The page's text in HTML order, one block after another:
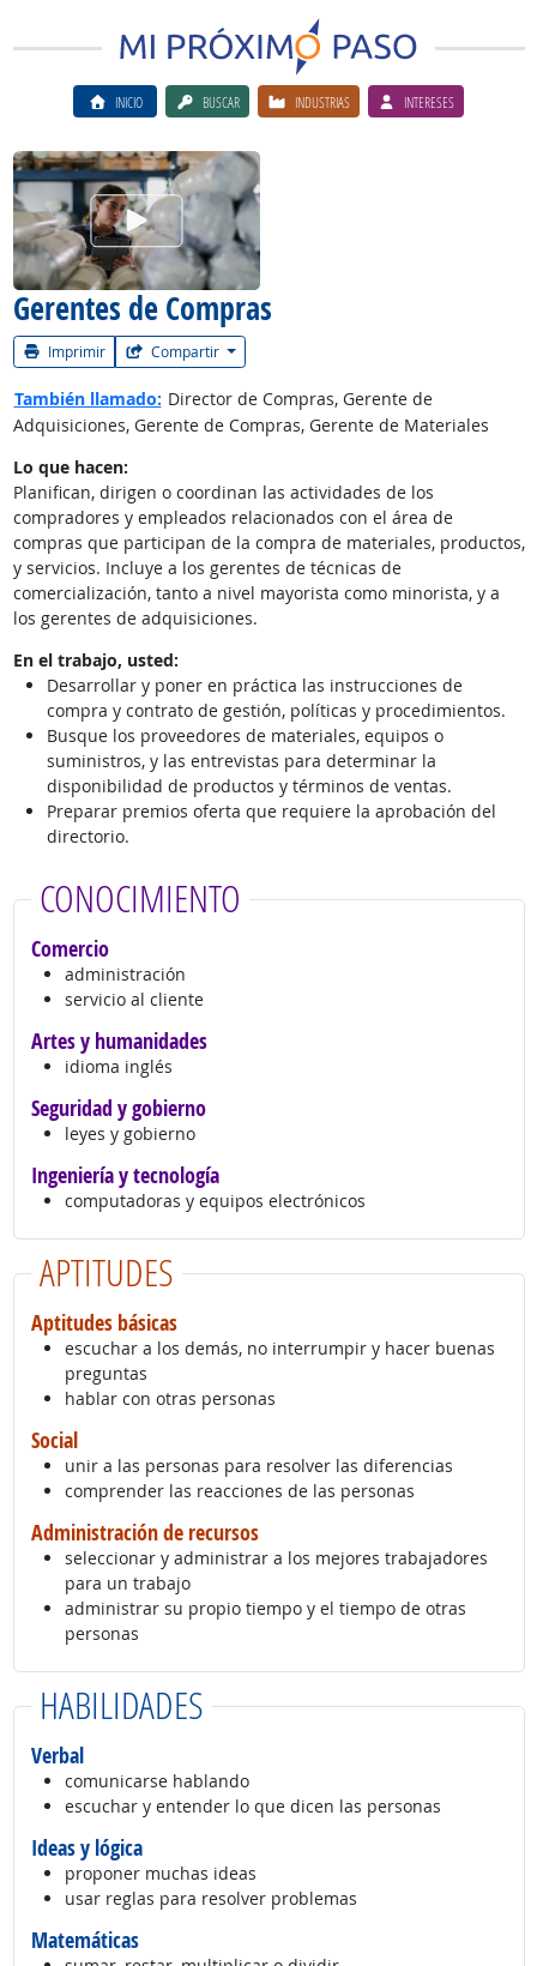
INICIO BUSCAR INDUSTRIAS INTERESES
Gerentes de Compras
Imprimir Compartir
Ver el vίdeo de la carrera
También llamado: Director de Compras, Gerente de
Adquisiciones, Gerente de Compras, Gerente de Materiales
Lo que hacen:
Planifican, dirigen o coordinan las actividades de los
compradores y empleados relacionados con el área de
compras que participan de la compra de materiales, productos,
y servicios. Incluye a los gerentes de técnicas de
comercialización, tanto a nivel mayorista como minorista, y a
los gerentes de adquisiciones.
En el trabajo, usted:
Desarrollar y poner en práctica las instrucciones de
compra y contrato de gestión, políticas y procedimientos.
Busque los proveedores de materiales, equipos o
suministros, y las entrevistas para determinar la
disponibilidad de productos y términos de ventas.
Preparar premios oferta que requiere la aprobación del
directorio.
CONOCIMIENTO
Comercio
administración
servicio al cliente
Artes y humanidades
idioma inglés
Seguridad y gobierno
leyes y gobierno
Ingeniería y tecnología
computadoras y equipos electrónicos
APTITUDES
Aptitudes básicas
escuchar a los demás, no interrumpir y hacer buenas
preguntas
hablar con otras personas
Social
unir a las personas para resolver las diferencias
comprender las reacciones de las personas
Administración de recursos
seleccionar y administrar a los mejores trabajadores
para un trabajo
administrar su propio tiempo y el tiempo de otras
personas
HABILIDADES
Verbal
comunicarse hablando
escuchar y entender lo que dicen las personas
Ideas y lógica
proponer muchas ideas
usar reglas para resolver problemas
Matemáticas